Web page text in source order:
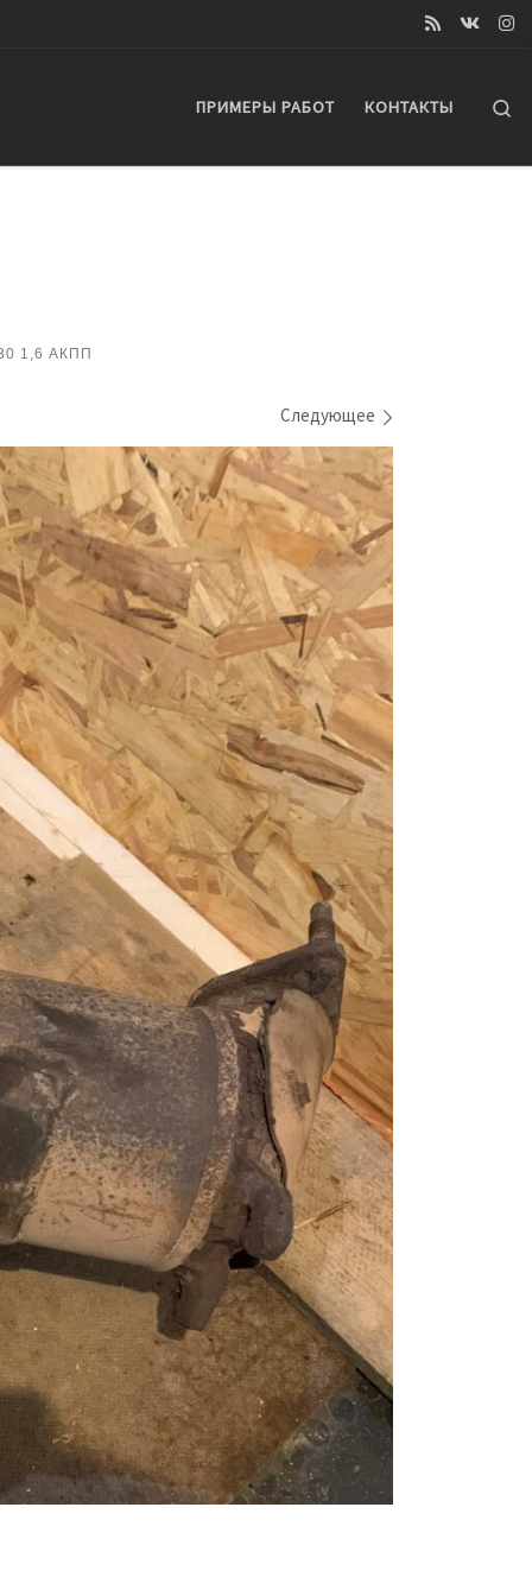
ПРИМЕРЫ РАБОТ КОНТАКТЫ
1,6 АКПП
Следующее